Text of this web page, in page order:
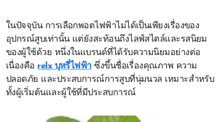
ในปัจจุบัน การเลือกพอตไฟฟ้าไม่ได้เป็นเพียงเรื่องของ
อุปกรณ์สูบเท่านั้น แต่ยังสะท้อนถึงไลฟ์สไตล์และรสนิยม
ของผู้ใช้ด้วย หนึ่งในแบรนด์ที่ได้รับความนิยมอย่างต่อ
เนื่องคือ relx บุหรี่ไฟฟ้าซึ่งขึ้นชื่อเรื่องคุณภาพ ความ
ปลอดภัย และประสบการณ์การสูบที่นุ่มนวล เหมาะสำหรับ
ทั้งผู้เริ่มต้นและผู้ใช้ที่มีประสบการณ์